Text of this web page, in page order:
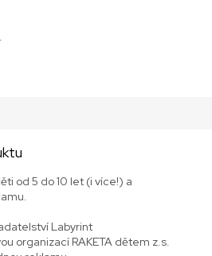
od 5 do 10 let (i více!) a
Labyrint
organizací RAKETA dětem z.s.